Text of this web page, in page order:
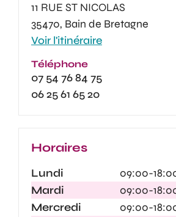
11 RUE ST NICOLAS
35470, Bain de Bretagne
Voir l'itinéraire
Téléphone
07 54 76 84 75
06 25 61 65 20
Horaires
Lundi
09:00-
Mardi
09:00-
Mercredi
09:00-